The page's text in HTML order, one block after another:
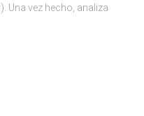
Una vez hecho, analiza